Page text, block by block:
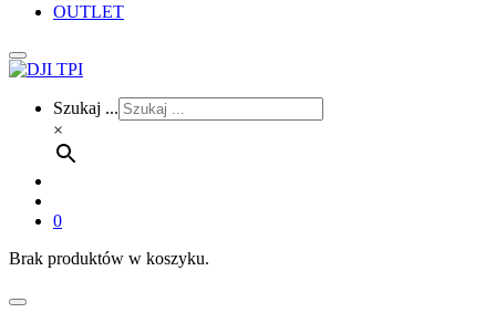
OUTLET
Szukaj ...
×
0
Brak produktów w koszyku.